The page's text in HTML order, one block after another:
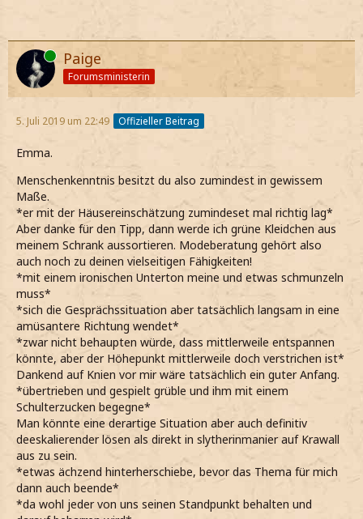
Online Paige
Forumsministerin
5. Juli 2019 um 22:49 Offizieller Beitrag
Emma.
Menschenkenntnis besitzt du also zumindest in gewissem
Maße.
*er mit der Häusereinschätzung zumindeset mal richtig lag*
Aber danke für den Tipp, dann werde ich grüne Kleidchen aus
meinem Schrank aussortieren. Modeberatung gehört also
auch noch zu deinen vielseitigen Fähigkeiten!
*mit einem ironischen Unterton meine und etwas schmunzeln
muss*
*sich die Gesprächssituation aber tatsächlich langsam in eine
amüsantere Richtung wendet*
*zwar nicht behaupten würde, dass mittlerweile entspannen
könnte, aber der Höhepunkt mittlerweile doch verstrichen ist*
Dankend auf Knien vor mir wäre tatsächlich ein guter Anfang.
*übertrieben und gespielt grüble und ihm mit einem
Schulterzucken begegne*
Man könnte eine derartige Situation aber auch definitiv
deeskalierender lösen als direkt in slytherinmanier auf Krawall
aus zu sein.
*etwas ächzend hinterherschiebe, bevor das Thema für mich
dann auch beende*
*da wohl jeder von uns seinen Standpunkt behalten und